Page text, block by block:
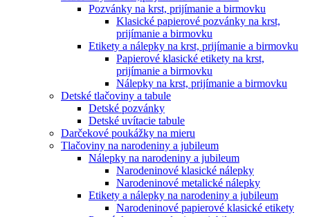
Pozvánky na krst, prijímanie a birmovku
Klasické papierové pozvánky na krst,
prijímanie a birmovku
Etikety a nálepky na krst, prijímanie a birmovku
Papierové klasické etikety na krst,
prijímanie a birmovku
Nálepky na krst, prijímanie a birmovku
Detské tlačoviny a tabule
Detské pozvánky
Detské uvítacie tabule
Darčekové poukážky na mieru
Tlačoviny na narodeniny a jubileum
Nálepky na narodeniny a jubileum
Narodeninové klasické nálepky
Narodeninové metalické nálepky
Etikety a nálepky na narodeniny a jubileum
Narodeninové papierové klasické etikety